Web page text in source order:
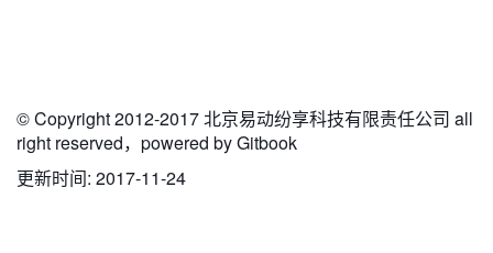
© Copyright 2012-2017 北京易动纷享科技有限责任公司 all
right reserved，powered by Gitbook
更新时间: 2017-11-24